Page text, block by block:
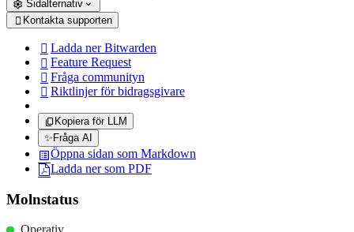
Sidalternativ
 Kontakta supporten
 Ladda ner Bitwarden
 Feature Request
 Fråga communityn
 Riktlinjer för bidragsgivare
Kopiera för LLM
✨ Fråga AI
Öppna sidan som Markdown
Ladda ner som PDF
Molnstatus